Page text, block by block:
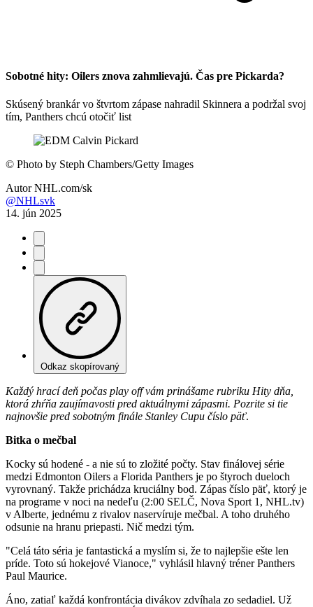
Sobotné hity: Oilers znova zahmlievajú. Čas pre Pickarda?
Skúsený brankár vo štvrtom zápase nahradil Skinnera a podržal svoj
tím, Panthers chcú otočiť list
© Photo by Steph Chambers/Getty Images
Autor NHL.com/sk
@NHLsvk
14. jún 2025
Odkaz skopírovaný
Každý hrací deň počas play off vám prinášame rubriku Hity dňa,
ktorá zhŕňa zaujímavosti pred aktuálnymi zápasmi. Pozrite si tie
najnovšie pred sobotným finále Stanley Cupu číslo päť.
Bitka o mečbal
Kocky sú hodené - a nie sú to zložité počty. Stav finálovej série
medzi Edmonton Oilers a Florida Panthers je po štyroch dueloch
vyrovnaný. Takže prichádza kruciálny bod. Zápas číslo päť, ktorý je
na programe v noci na nedeľu (2:00 SELČ, Nova Sport 1, NHL.tv)
v Alberte, jednému z rivalov naservíruje mečbal. A toho druhého
odsunie na hranu priepasti. Nič medzi tým.
"Celá táto séria je fantastická a myslím si, že to najlepšie ešte len
príde. Toto sú hokejové Vianoce," vyhlásil hlavný tréner Panthers
Paul Maurice.
Áno, zatiaľ každá konfrontácia divákov zdvíhala zo sedadiel. Už